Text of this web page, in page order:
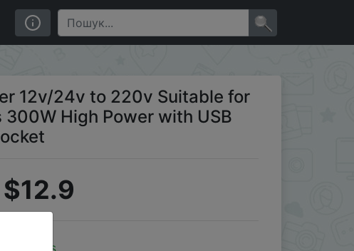
with USB Interface and Power Socket
12v/24v to 220v Suitable for
High Power with USB
$12.9
Coins